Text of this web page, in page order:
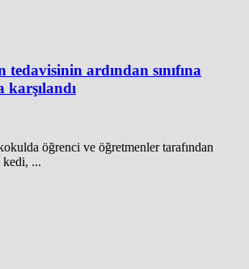
ardından sınıfına
karşılandı
öğrenci ve öğretmenler tarafından
kedi, ...